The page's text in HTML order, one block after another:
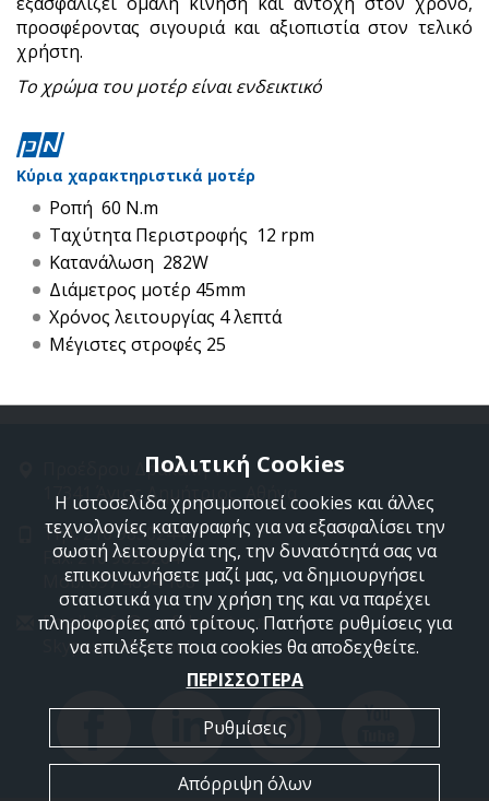
προσφέροντας σιγουριά και αξιοπιστία στον τελικό
χρήστη.
Το χρώμα του μοτέρ είναι ενδεικτικό
Κύρια χαρακτηριστικά μοτέρ
Ροπή 60 N.m
Ταχύτητα Περιστροφής 12 rpm
Κατανάλωση 282W
Διάμετρος μοτέρ 45mm
Χρόνος λειτουργίας 4 λεπτά
Μέγιστες στροφές 25
Προέδρου Δρακάκη 11
17341 Άγιος Δημήτριος, Αθήνα
Τηλ: 210 9850244
Fax: 210 9823264
Mob: 697 4894 108
Email: info@profelmnet.com
Skype: profelmnet
Πολιτική Cookies
Η ιστοσελίδα χρησιμοποιεί cookies και άλλες
τεχνολογίες καταγραφής για να εξασφαλίσει την
σωστή λειτουργία της, την δυνατότητά σας να
επικοινωνήσετε μαζί μας, να δημιουργήσει
στατιστικά για την χρήση της και να παρέχει
πληροφορίες από τρίτους. Πατήστε ρυθμίσεις για
να επιλέξετε ποια cookies θα αποδεχθείτε.
ΠΕΡΙΣΣΟΤΕΡΑ
Ρυθμίσεις
Απόρριψη όλων